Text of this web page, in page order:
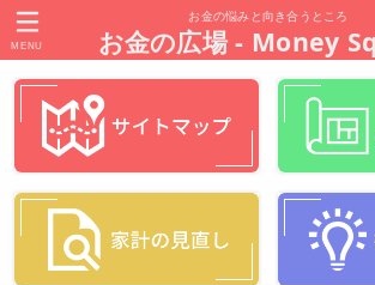
お金の悩みと向き合うところ
お金の広場 - Money
MENU